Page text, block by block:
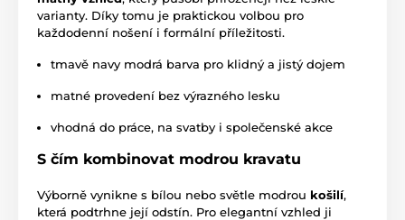
varianty. Díky tomu je praktickou volbou pro
každodenní nošení i formální příležitosti.
tmavě navy modrá barva pro klidný a jistý dojem
matné provedení bez výrazného lesku
vhodná do práce, na svatby i společenské akce
S čím kombinovat modrou kravatu
Výborně vynikne s bílou nebo světle modrou košilí,
která podtrhne její odstín. Pro elegantní vzhled ji